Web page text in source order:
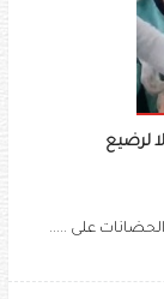
لرضيع
على .....